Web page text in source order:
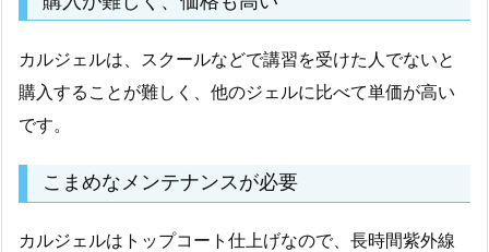
カルジェルは、スクールなどで講習を受けた人でないと
購入することが難しく、他のジェルに比べて単価が高い
です。
こまめなメンテナンスが必要
カルジェルはトップコート仕上げなので、長時間紫外線